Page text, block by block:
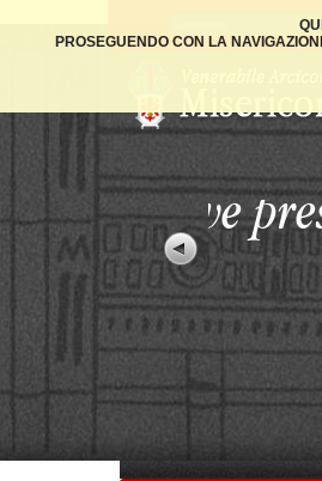
PROSEGUENDO CON LA